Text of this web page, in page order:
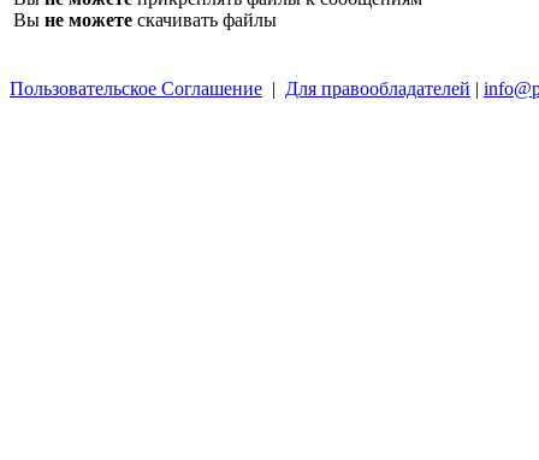
Вы не можете скачивать файлы
Пользовательское Соглашение | Для правообладателей |